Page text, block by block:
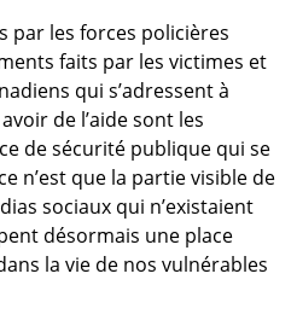
par les forces policières
faits par les victimes et
qui s’adressent à
de l’aide sont les
de sécurité publique qui se
n’est que la partie visible de
sociaux qui n’existaient
désormais une place
la vie de nos vulnérables